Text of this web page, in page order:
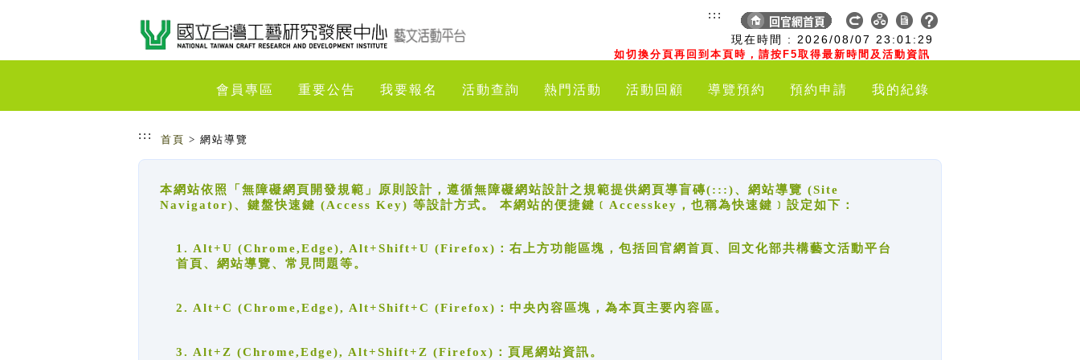
現在時間 : 2026/08/07 23:01:30
如切換分頁再回到本頁時，請按F5取得最新時間及活動資訊
:::
會員專區 重要公告 我要報名 活動查詢 熱門活動 活動回顧 導覽預約 預約申請 我的紀錄
::: 首頁 > 網站導覽
本網站依照「無障礙網頁開發規範」原則設計，遵循無障礙網站設計之規範提供網頁導盲磚(:::)、網站導覽 (Site
Navigator)、鍵盤快速鍵 (Access Key) 等設計方式。 本網站的便捷鍵﹝Accesskey，也稱為快速鍵﹞設定如下：
1. Alt+U (Chrome,Edge), Alt+Shift+U (Firefox)：右上方功能區塊，包括回官網首頁、回文化部共構藝文活動平台
首頁、網站導覽、常見問題等。
2. Alt+C (Chrome,Edge), Alt+Shift+C (Firefox)：中央內容區塊，為本頁主要內容區。
3. Alt+Z (Chrome,Edge), Alt+Shift+Z (Firefox)：頁尾網站資訊。